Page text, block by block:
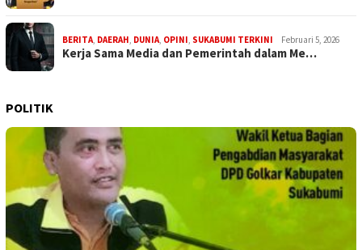
BERITA, DAERAH, DUNIA, OPINI, SUKABUMI TERKINI Februari 5, 2026
Kerja Sama Media dan Pemerintah dalam Me…
POLITIK